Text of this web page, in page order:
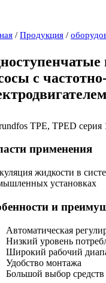
/ Продукция /
с
применения
жидкости в
установках
и
Автоматическая
Низкий уровень
Широкий рабочий
Удобство монтажа
Большой выбор